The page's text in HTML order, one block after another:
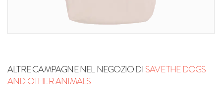
ALTRE CAMPAGNE NEL NEGOZIO DISAVE THE DOGS
AND OTHER ANIMALS